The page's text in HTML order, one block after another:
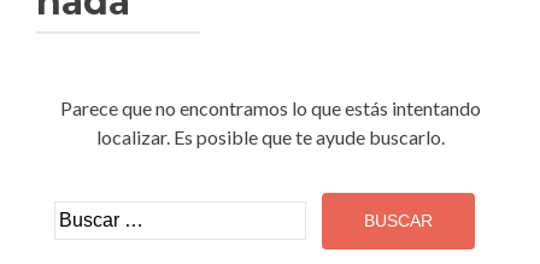
Parece que no encontramos lo que estás intentando
localizar. Es posible que te ayude buscarlo.
Buscar: